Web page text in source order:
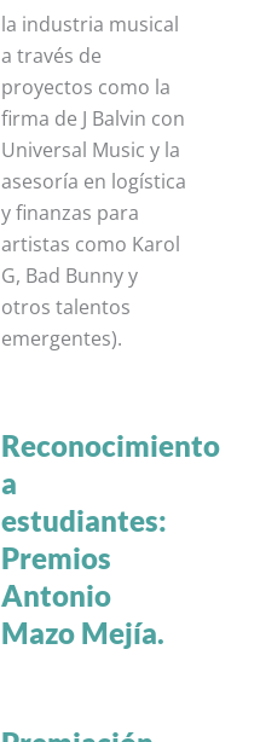
la industria musical
a través de
proyectos como la
firma de J Balvin con
Universal Music y la
asesoría en logística
y finanzas para
artistas como Karol
G, Bad Bunny y
otros talentos
emergentes).
Reconocimiento
a
estudiantes:
Premios
Antonio
Mazo Mejía.